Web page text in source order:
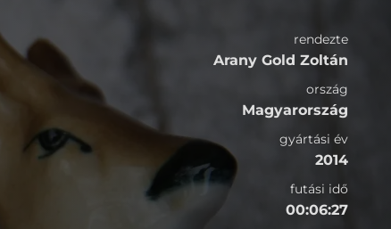
rendezte
Arany Gold Zoltán
ország
Magyarország
gyártási év
2014
futási idő
00:06:27